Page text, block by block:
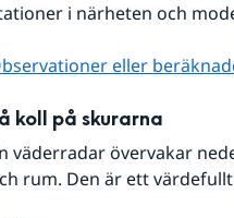
i närheten och
eller
koll på skurarna
väderradar övervakar
rum. Den är ett